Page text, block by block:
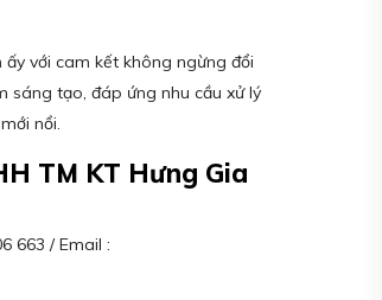
với cam kết không ngừng đổi
sáng tạo, đáp ứng nhu cầu xử lý
nổi.
TM KT Hưng Gia
663 / Email :